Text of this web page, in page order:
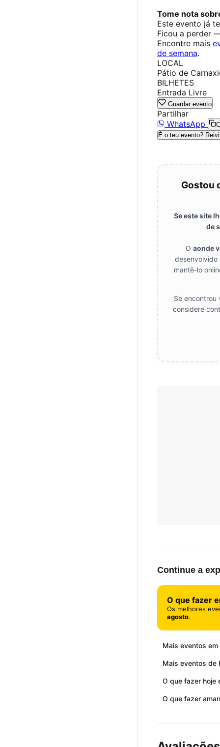
Tome nota
Este evento já
Ficou a perder
Encontre mais
de semana.
LOCAL
Pátio de
BILHETES
Entrada Livre
Guardar evento
Partilhar
WhatsApp
É o teu evento?
Gostou
Se este site
de
O aonde
desenvolvido
mantê-lo
Se encontrou
considere
Continue a
O que fazer
Os melhores
agosto.
Mais eventos em
Mais eventos de
O que fazer hoje
O que fazer